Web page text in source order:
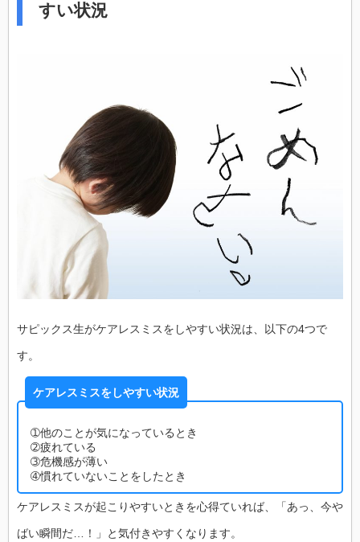
すい状況
サピックス生がケアレスミスをしやすい状況は、以下の4つで
す。
ケアレスミスをしやすい状況
➀他のことが気になっているとき
➁疲れている
➂危機感が薄い
➃慣れていないことをしたとき
ケアレスミスが起こりやすいときを心得ていれば、「あっ、今や
ばい瞬間だ…！」と気付きやすくなります。